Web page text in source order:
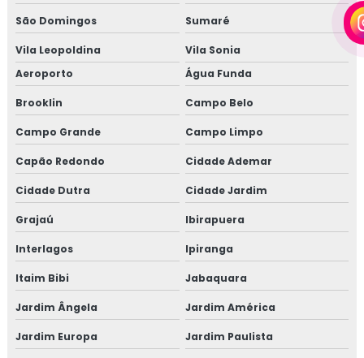
São Domingos
Sumaré
Vila Leopoldina
Vila Sonia
Aeroporto
Água Funda
Brooklin Campo Belo
Campo Grande Campo Limpo
Capão Redondo Cidade Ademar
Cidade Dutra Cidade Jardim
Grajaú Ibirapuera
Interlagos Ipiranga
Itaim Bibi Jabaquara
Jardim Ângela Jardim América
Jardim Europa Jardim Paulista